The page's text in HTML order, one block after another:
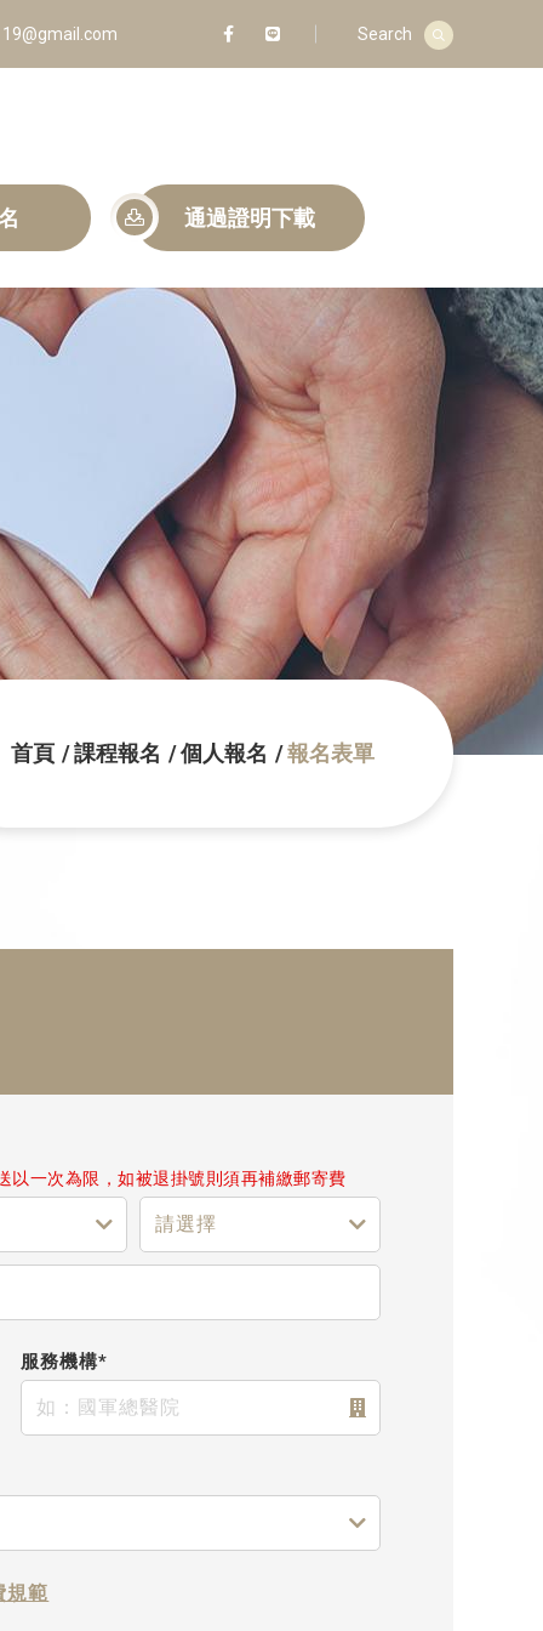
Search
通過證明下載
首頁 課程報名 個人報名 報名表單
以一次為限，如被退掛號則須再補繳郵寄費
服務機構*
規範